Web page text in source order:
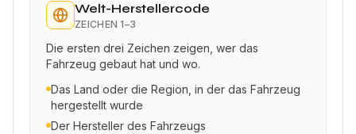
Welt-Herstellercode
ZEICHEN 1–3
Die ersten drei Zeichen zeigen, wer das
Fahrzeug gebaut hat und wo.
Das Land oder die Region, in der das Fahrzeug
hergestellt wurde
Der Hersteller des Fahrzeugs